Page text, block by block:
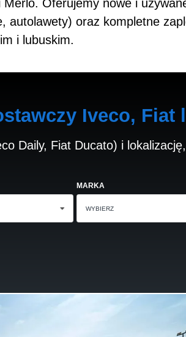
Oferujemy nowe i
autolawety) oraz kompletne
i lubuskim.
Iveco, Fiat
Daily, Fiat Ducato) i
MARKA
WYBIERZ